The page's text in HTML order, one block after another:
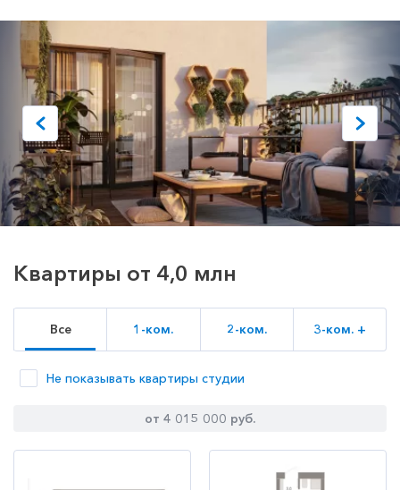
Квартиры от 4,0 млн
Все 1-ком. 2-ком. 3-ком. +
Не показывать квартиры студии
от 4 015 000 руб.